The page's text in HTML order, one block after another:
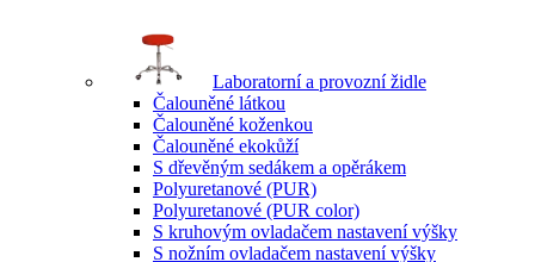
Laboratorní a provozní židle
Čalouněné látkou
Čalouněné koženkou
Čalouněné ekokůží
S dřevěným sedákem a opěrákem
Polyuretanové (PUR)
Polyuretanové (PUR color)
S kruhovým ovladačem nastavení výšky
S nožním ovladačem nastavení výšky